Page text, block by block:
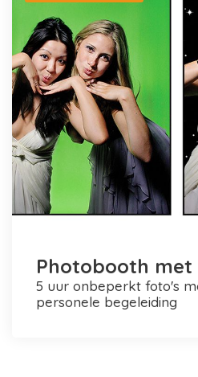
Photobooth met
5 uur onbeperkt foto's maken en printen +
personele begeleiding